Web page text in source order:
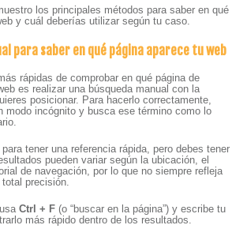
los principales métodos para saber en qué
y cuál deberías utilizar según tu caso.
para saber en qué página aparece tu web
rápidas de comprobar en qué página de
es realizar una búsqueda manual con la
posicionar. Para hacerlo correctamente,
modo incógnito y busca ese término como lo
tener una referencia rápida, pero debes tener
pueden variar según la ubicación, el
de navegación, por lo que no siempre refleja
precisión.
usa Ctrl + F (o “buscar en la página”) y escribe tu
más rápido dentro de los resultados.